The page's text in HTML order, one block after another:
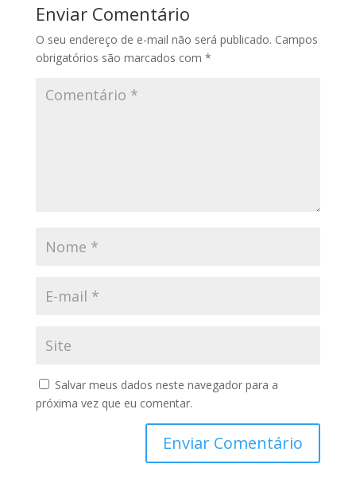
Enviar Comentário
O seu endereço de e-mail não será publicado. Campos
obrigatórios são marcados com *
Salvar meus dados neste navegador para a
próxima vez que eu comentar.